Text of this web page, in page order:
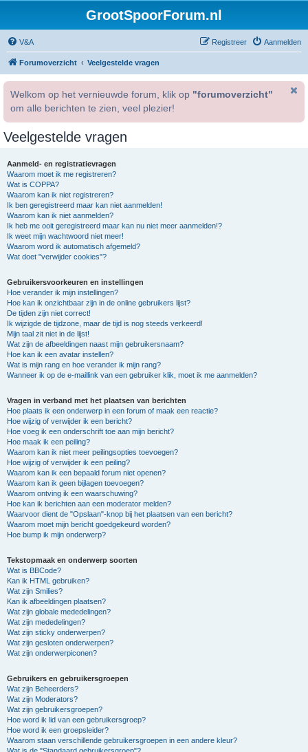
GrootSpoorForum.nl
V&A Aanmelden
Registreer
Forumoverzicht Veelgestelde vragen
Welkom op het vernieuwde forum, klik op "forumoverzicht"
om alle berichten te zien, veel plezier!
Veelgestelde vragen
Aanmeld- en registratievragen
Waarom moet ik me registreren?
Wat is COPPA?
Waarom kan ik niet registreren?
Ik ben geregistreerd maar kan niet aanmelden!
Waarom kan ik niet aanmelden?
Ik heb me ooit geregistreerd maar kan nu niet meer aanmelden!?
Ik weet mijn wachtwoord niet meer!
Waarom word ik automatisch afgemeld?
Wat doet "verwijder cookies"?
Gebruikersvoorkeuren en instellingen
Hoe verander ik mijn instellingen?
Hoe kan ik onzichtbaar zijn in de online gebruikers lijst?
De tijden zijn niet correct!
Ik wijzigde de tijdzone, maar de tijd is nog steeds verkeerd!
Mijn taal zit niet in de lijst!
Wat zijn de afbeeldingen naast mijn gebruikersnaam?
Hoe kan ik een avatar instellen?
Wat is mijn rang en hoe verander ik mijn rang?
Wanneer ik op de e-maillink van een gebruiker klik, moet ik me aanmelden?
Vragen in verband met het plaatsen van berichten
Hoe plaats ik een onderwerp in een forum of maak een reactie?
Hoe wijzig of verwijder ik een bericht?
Hoe voeg ik een onderschrift toe aan mijn bericht?
Hoe maak ik een peiling?
Waarom kan ik niet meer peilingsopties toevoegen?
Hoe wijzig of verwijder ik een peiling?
Waarom kan ik een bepaald forum niet openen?
Waarom kan ik geen bijlagen toevoegen?
Waarom ontving ik een waarschuwing?
Hoe kan ik berichten aan een moderator melden?
Waarvoor dient de "Opslaan"-knop bij het plaatsen van een bericht?
Waarom moet mijn bericht goedgekeurd worden?
Hoe bump ik mijn onderwerp?
Tekstopmaak en onderwerp soorten
Wat is BBCode?
Kan ik HTML gebruiken?
Wat zijn Smilies?
Kan ik afbeeldingen plaatsen?
Wat zijn globale mededelingen?
Wat zijn mededelingen?
Wat zijn sticky onderwerpen?
Wat zijn gesloten onderwerpen?
Wat zijn onderwerpiconen?
Gebruikers en gebruikersgroepen
Wat zijn Beheerders?
Wat zijn Moderators?
Wat zijn gebruikersgroepen?
Hoe word ik lid van een gebruikersgroep?
Hoe word ik een groepsleider?
Waarom staan verschillende gebruikersgroepen in een andere kleur?